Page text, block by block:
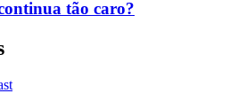
tão caro?